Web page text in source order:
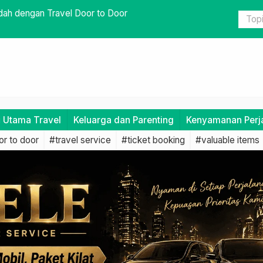
dengan Memilih Travel Terpercaya
Utama Travel Keluarga dan Parenting Kenyamanan
to door #travel service #ticket booking #valuable items